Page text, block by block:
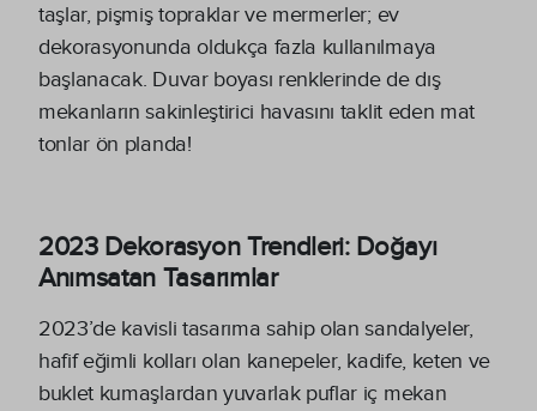
taşlar, pişmiş topraklar ve mermerler; ev
dekorasyonunda oldukça fazla kullanılmaya
başlanacak. Duvar boyası renklerinde de dış
mekanların sakinleştirici havasını taklit eden mat
tonlar ön planda!
2023 Dekorasyon Trendleri: Doğayı
Anımsatan Tasarımlar
2023’de kavisli tasarıma sahip olan sandalyeler,
hafif eğimli kolları olan kanepeler, kadife, keten ve
buklet kumaşlardan yuvarlak puflar iç mekan